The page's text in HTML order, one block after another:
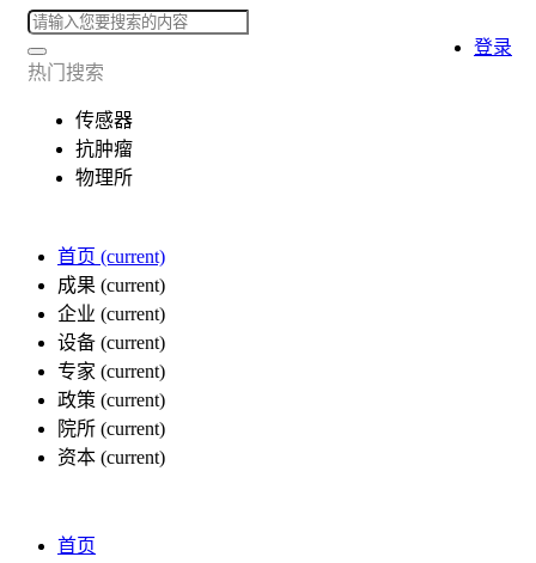
热门搜索
传感器
抗肿瘤
物理所
首页 (current)
成果 (current)
企业 (current)
设备 (current)
专家 (current)
政策 (current)
院所 (current)
资本 (current)
登录
首页